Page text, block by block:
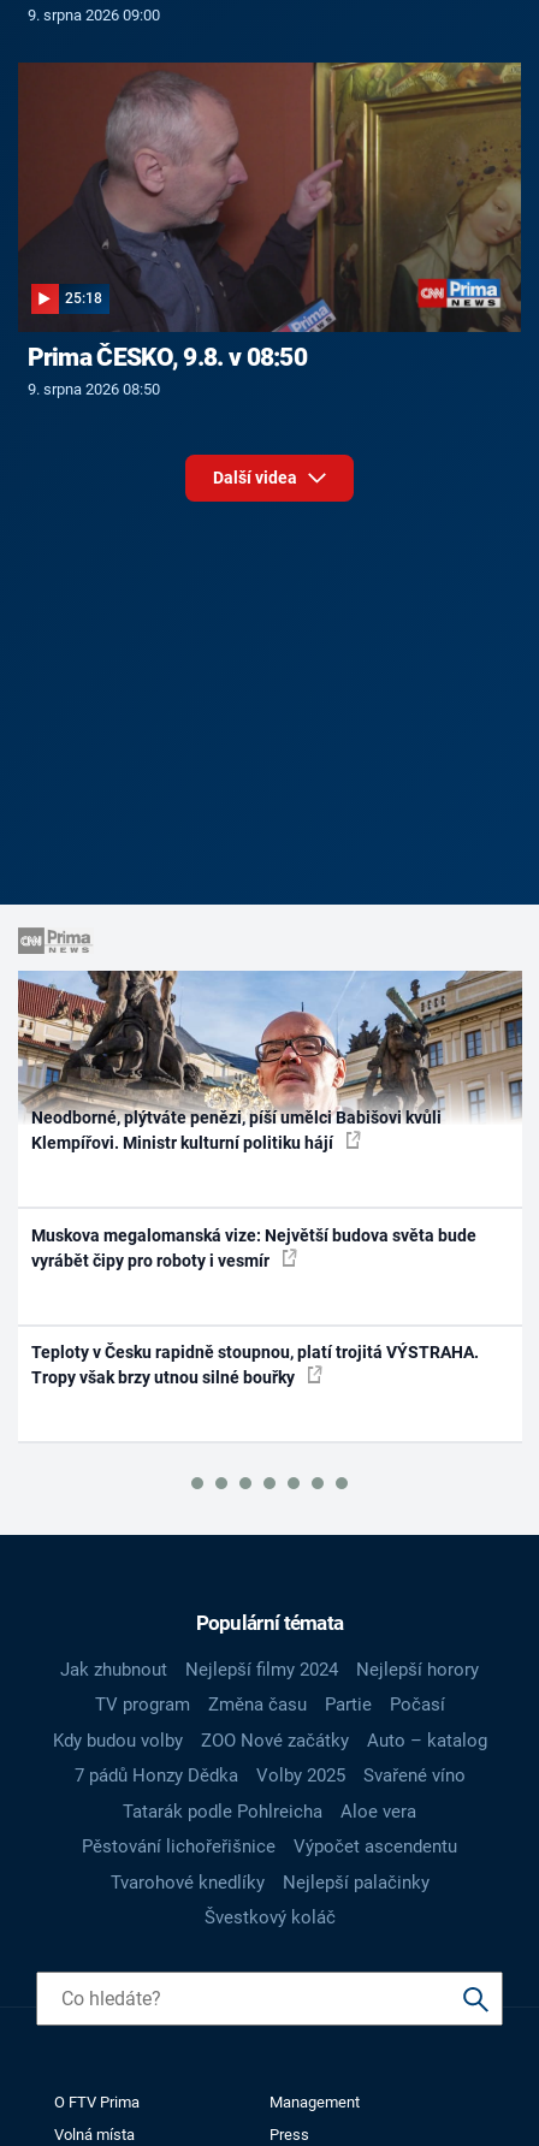
9. srpna 2026 09:00
25:18
Prima ČESKO, 9.8. v 08:50
9. srpna 2026 08:50
Další videa
Neodborné, plýtváte penězi, píší umělci Babišovi kvůli
Klempířovi. Ministr kulturní politiku hájí
Muskova megalomanská vize: Největší budova světa bude
vyrábět čipy pro roboty i vesmír
Teploty v Česku rapidně stoupnou, platí trojitá VÝSTRAHA.
Tropy však brzy utnou silné bouřky
Populární témata
Jak zhubnout Nejlepší filmy 2024
Nejlepší horory
TV program
Změna času Partie
Počasí
Kdy budou volby
ZOO Nové začátky
Auto – katalog
7 pádů Honzy Dědka
Volby 2025
Svařené víno
Tatarák podle Pohlreicha
Aloe vera
Pěstování lichořeřišnice
Výpočet ascendentu
Tvarohové knedlíky
Nejlepší palačinky
Švestkový koláč
O FTV Prima
Management
Volná místa
Press